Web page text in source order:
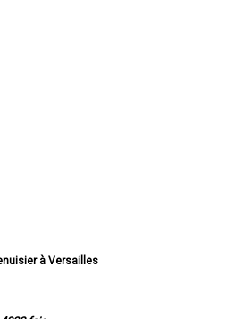
à Versailles